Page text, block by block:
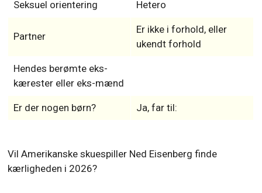
Seksuel orientering Hetero
Partner
Er ikke i forhold, eller
ukendt forhold
Hendes berømte eks-
kærester eller eks-mænd
Er der nogen børn? Ja, far til:
Vil Amerikanske skuespiller Ned Eisenberg finde
kærligheden i 2026?